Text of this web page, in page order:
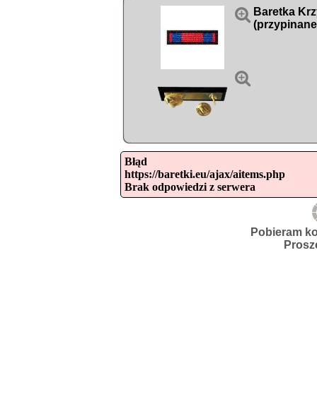


Baretka
Błąd
https://baretki.eu/ajax/aitems.php
Brak odpowiedzi z serwera
Pobieram